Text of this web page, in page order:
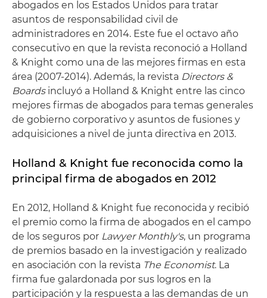
abogados en los Estados Unidos para tratar
asuntos de responsabilidad civil de
administradores en 2014. Este fue el octavo año
consecutivo en que la revista reconoció a Holland
& Knight como una de las mejores firmas en esta
área (2007-2014). Además, la revista Directors &
Boardsincluyó a Holland & Knight entre las cinco
mejores firmas de abogados para temas generales
de gobierno corporativo y asuntos de fusiones y
adquisiciones a nivel de junta directiva en 2013.
Holland & Knight fue reconocida como la
principal firma de abogados en 2012
En 2012, Holland & Knight fue reconocida y recibió
el premio como la firma de abogados en el campo
de los seguros por Lawyer Monthly's, un programa
de premios basado en la investigación y realizado
en asociación con la revista The Economist. La
firma fue galardonada por sus logros en la
participación y la respuesta a las demandas de un